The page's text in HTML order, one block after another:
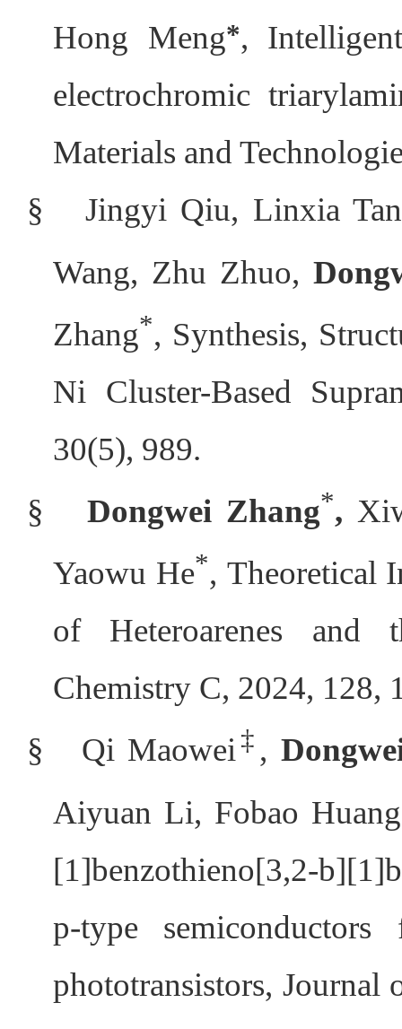
Hong Meng*,
electrochromic
Materials and
§
Jingyi Qiu, Linxia
Wang, Zhu Zhuo,
Zhang*, Synthesis,
Ni Cluster-Based
30(5), 989.
§
Dongwei Zhang*,
Yaowu He*, Theoretical
of Heteroarenes and
Chemistry C, 2024, 128,
§
Qi Maowei‡ ,
Aiyuan Li, Fobao
[1]benzothieno[3,2-
p-type
phototransistors,